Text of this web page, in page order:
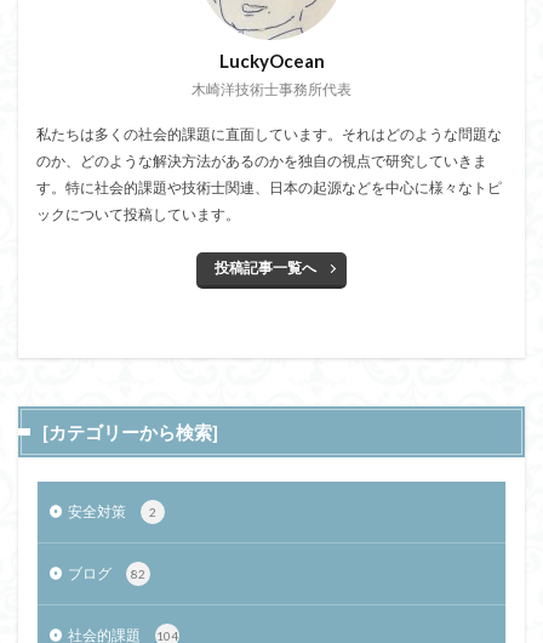
LuckyOcean
木崎洋技術士事務所代表
私たちは多くの社会的課題に直面しています。それはどのような問題な
のか、どのような解決方法があるのかを独自の視点で研究していきま
す。特に社会的課題や技術士関連、日本の起源などを中心に様々なトピ
ックについて投稿しています。
投稿記事一覧へ
[カテゴリーから検索]
安全対策 2
ブログ 82
社会的課題 104